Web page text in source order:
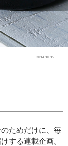
2014.10.15
ためだけに、毎
する連載企画。